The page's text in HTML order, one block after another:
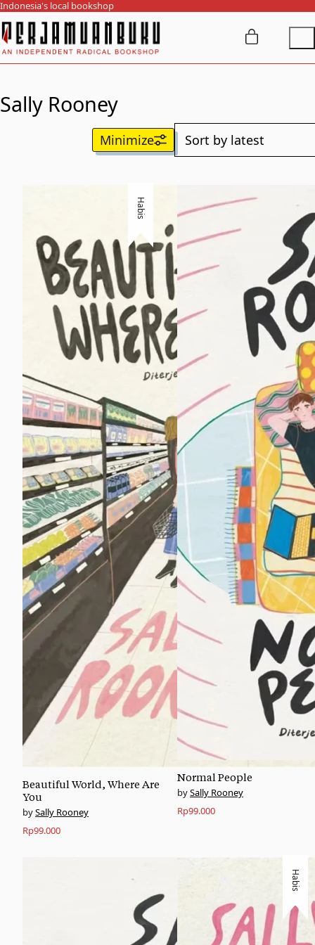
Indonesia's local bookshop
Sally Rooney
Habis
Beautiful World, Where Are
You
Sally Rooney
Rp99.000
Normal People
Sally Rooney
Rp99.000
Habis